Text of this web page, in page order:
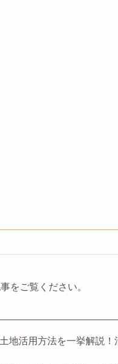
をご覧ください。
地活用方法を一挙解説